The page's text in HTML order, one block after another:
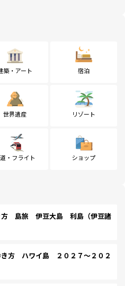
築・アート 宿泊
世界遺産 リゾート
・フライト ショップ
方 島旅 伊豆大島 利島（伊豆諸
方 ハワイ島 ２０２７～２０２